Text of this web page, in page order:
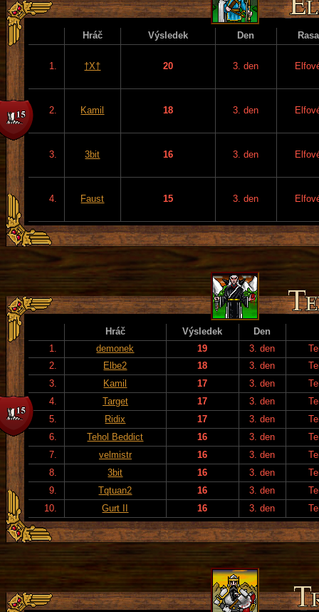
Hráč Výsledek Den Rasa
1. †X† 20 3. den
2. Kamil 18 3. den
3. 3bit 16 3. den
4. Faust 15 3. den
Hráč Výsledek
Den
1.
demonek 19 3. den
2.
Elbe2 18 3. den
3.
Kamil 17 3. den
4.
Target 17 3. den
5.
Ridix 17 3. den
6.
Tehol Beddict 16 3. den
7.
velmistr 16 3. den
8.
3bit 16 3. den
9.
Tqtuan2 16 3. den
10.
Gurt II 16 3. den